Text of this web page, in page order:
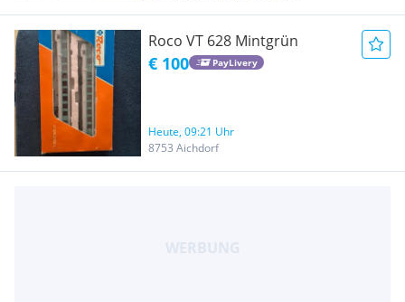
Roco VT 628 Mintgrün
€ 100 PayLivery
Heute, 09:21 Uhr
8753 Aichdorf